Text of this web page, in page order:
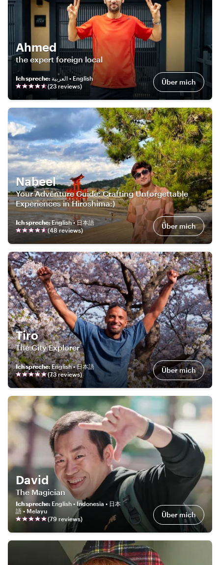
Ahmed
the expert foreign local
Ich spreche:
العربية • English
(23 reviews) Über mich
Nabeel
Your Adventure Guide: Crafting Unforgettable
Experiences in Hiroshima:)
Ich spreche:English • 日本語
(48reviews) Über mich
Tiro
The City Explorer
Ich spreche:English • 日本語
(73reviews) Über mich
David
The Magician
Ich spreche: English • Indonesia • 日本
語 • Melayu
(79 reviews) Über mich